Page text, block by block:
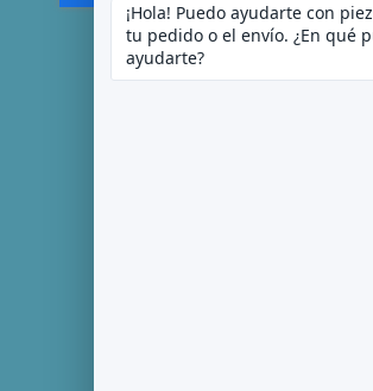
¡Hola! Puedo ayudarte con
tu pedido o el envío. ¿En qué
ayudarte?